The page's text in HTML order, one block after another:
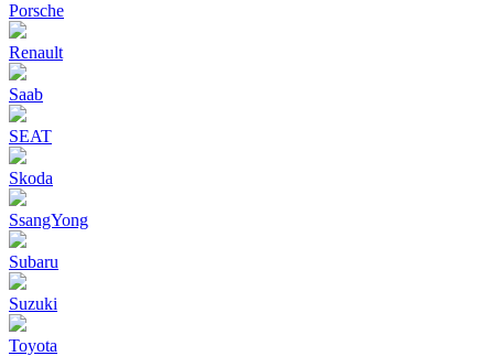
Porsche
Renault
Saab
SEAT
Skoda
SsangYong
Subaru
Suzuki
Toyota